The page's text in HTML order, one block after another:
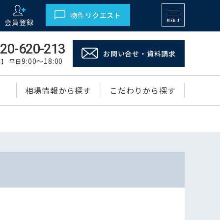
会員登録
物件リクエスト
MENU
620-213
平日9:00～18:00
お問い合せ・資料請求
相場情報から探す こだわりから探す